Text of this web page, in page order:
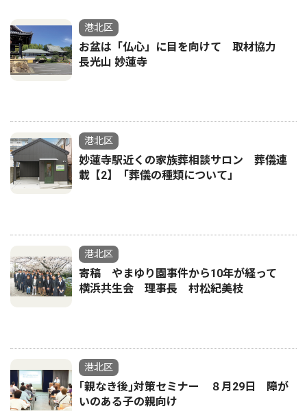
港北区
お盆は「仏心」に目を向けて 取材協力
長光山 妙蓮寺
港北区
妙蓮寺駅近くの家族葬相談サロン 葬儀連
載【2】「葬儀の種類について」
港北区
寄稿 やまゆり園事件から10年が経って
横浜共生会 理事長 村松紀美枝
港北区
｢親なき後｣対策セミナー ８月29日 障が
いのある子の親向け